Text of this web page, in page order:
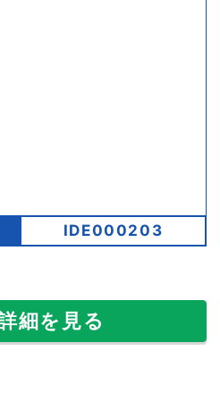
IDE000203
細を見る